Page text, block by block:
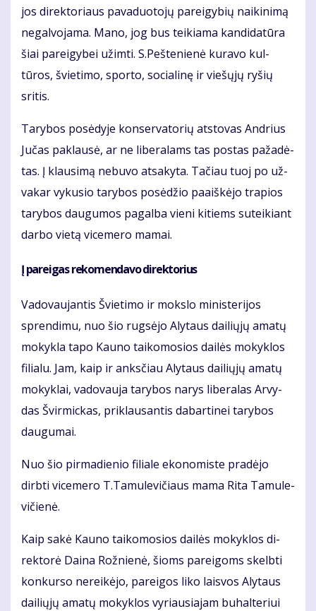
jos di­rek­to­riaus pa­va­duo­to­jų pa­rei­gy­bių nai­ki­ni­mą
ne­gal­vo­ja­ma. Ma­no, jog bus tei­kia­ma kan­di­da­tū­ra
šiai pa­rei­gy­bei už­im­ti. S.Peš­tenienė kuravo kul­
tūros, švietimo, sporto, so­cialinę ir viešųjų ryšių
sritis.
Ta­ry­bos po­sė­dy­je kon­ser­va­to­rių at­sto­vas An­drius
Ju­čas pa­klau­sė, ar ne li­be­ra­lams tas pos­tas pa­ža­dė­
tas. Į klau­si­mą ne­bu­vo at­sa­ky­ta. Ta­čiau tuoj po už­
va­kar vy­ku­sio ta­ry­bos po­sė­džio pa­aiš­kė­jo tra­pios
ta­ry­bos dau­gu­mos pa­gal­ba vie­ni ki­tiems su­tei­kiant
dar­bo vie­tą vi­ce­me­ro ma­mai.
Į pa­rei­gas re­ko­men­da­vo di­rek­to­rius
Va­do­vau­jan­tis Švie­ti­mo ir moks­lo mi­nis­te­ri­jos
spren­di­mu, nuo šio rug­sė­jo Aly­taus dai­lių­jų ama­tų
mo­kyk­la ta­po Kau­no tai­ko­mo­sios dai­lės mo­kyk­los
fi­lia­lu. Jam, kaip ir anks­čiau Aly­taus dai­lių­jų ama­tų
mo­kyk­lai, va­do­vau­ja ta­ry­bos na­rys li­be­ra­las Ar­vy­
das Švir­mic­kas, pri­klau­san­tis da­bar­ti­nei ta­ry­bos
dau­gu­mai.
Nuo šio pir­ma­die­nio fi­lia­le eko­no­mis­te pra­dė­jo
dirb­ti vi­ce­me­ro T.Ta­mu­le­vi­čiaus ma­ma Ri­ta Ta­mu­le­
vi­čie­nė.
Kaip sa­kė Kau­no tai­ko­mo­sios dai­lės mo­kyk­los di­
rek­to­rė Dai­na Rož­nie­nė, šioms pa­rei­goms skelb­ti
kon­kur­so ne­rei­kė­jo, pa­rei­gos li­ko lais­vos Aly­taus
dai­lių­jų ama­tų mo­kyk­los vy­riau­sia­jam bu­hal­te­riui